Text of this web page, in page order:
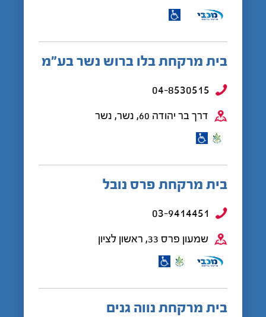
בית מרקחת בלו ברוש נשר בע"מ
04-8530515
דרך בר יהודה 60, נשר, נשר
בית מרקחת פרס נובל
03-9414451
שמעון פרס 33, ראשון לציון
בית מרקחת נווה גנים